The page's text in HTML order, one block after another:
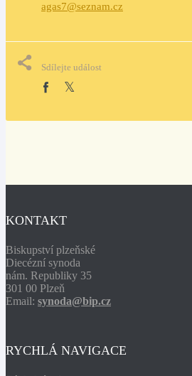
agas7@seznam.cz
Sdílejte událost
KONTAKT
Biskupství plzeňské
Diecézní synoda
nám. Republiky 35
301 00 Plzeň
Email: synoda@bip.cz
RYCHLÁ NAVIGACE